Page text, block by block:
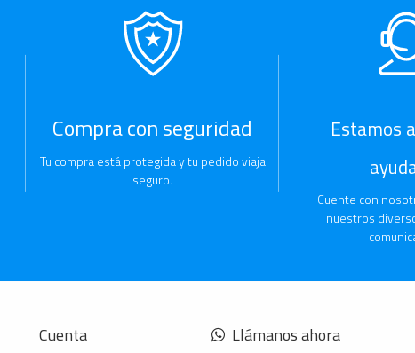
Compra con seguridad
Tu compra está protegida y tu pedido viaja
seguro.
Estamos
Cuente con
nuestros
Cuenta Llámanos ahora